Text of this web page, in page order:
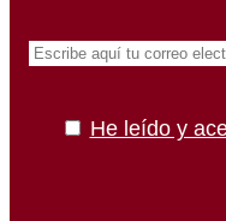
He leído y